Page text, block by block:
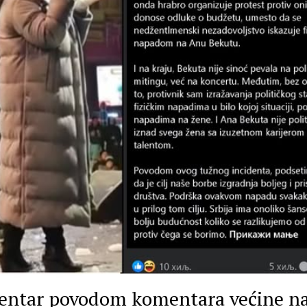
povodom komentara većine